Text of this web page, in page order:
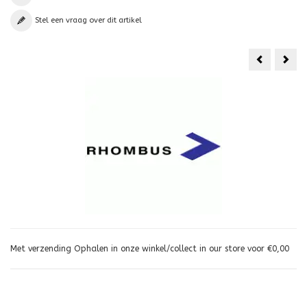
Stel een vraag over dit artikel
Met verzending Ophalen in onze winkel/collect in our store voor €0,00